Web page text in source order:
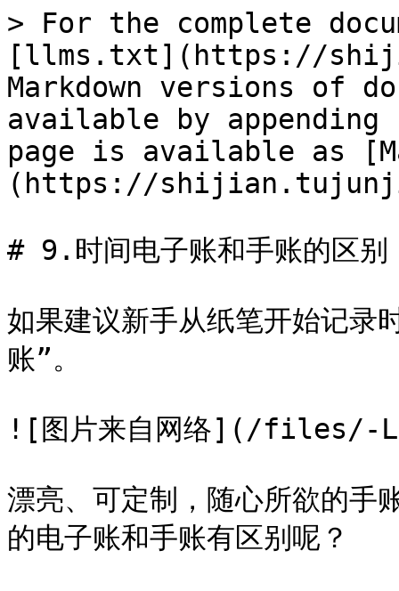
> For the complete
[llms.txt](https://
Markdown versions of
available by
page is available as
(https://
# 9.时间电子账和手账的区别
如果建议新手从纸笔开始记录
账”。
![图片来自网络](/files/-
漂亮、可定制，随心所欲的
的电子账和手账有区别呢？